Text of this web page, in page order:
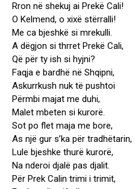
Rron në shekuj ai Prekë Cali!
O Kelmend, o xixë stërralli!
Me ca bjeshkë si mrekulli.
A dëgjon si thrret Prekë Cali,
Që për ty ish si hyjni?
Faqja e bardhë në Shqipni,
Askurrkush nuk të pushtoi
Përmbi majat me duhi,
Malet mbeten si kurorë.
Sot po flet maja me bore,
As një gur s’ka për tradhëtarin,
Lule bjeshke thurë kurorë,
Na nderoi djalë pas djalit.
Për Prek Calin trimi i trimit,